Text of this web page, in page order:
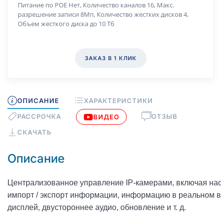
Питание по РОЕ Нет, Количество каналов 16, Макс.
разрешение записи 8Мп, Количество жестких дисков 4,
Объем жесткого диска до 10 Тб
ЗАКАЗ В 1 КЛИК
ОПИСАНИЕ
ХАРАКТЕРИСТИКИ
РАССРОЧКА
ВИДЕО
ОТЗЫВ
СКАЧАТЬ
Описание
Централизованное управление IP-камерами, включая
импорт / экспорт информации, информацию в реальном
дисплей, двустороннее аудио, обновление и т. д.